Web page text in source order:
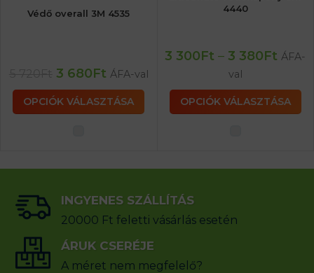
Védő overall 3M 4535
3 680Ft ÁFA-val
OPCIÓK VÁLASZTÁSA
4440
3 300Ft – 3 380Ft ÁFA-
val
OPCIÓK VÁLASZTÁSA
INGYENES SZÁLLÍTÁS
20000 Ft feletti vásárlás esetén
ÁRUK CSERÉJE
A méret nem megfelelő?